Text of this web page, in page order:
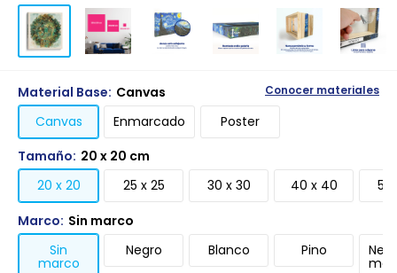
Material Base: Canvas Conocer materiales
Canvas Enmarcado
Poster
Tamaño: 20 x 20 cm
20 x 20
25 x 25 30 x 30 40 x 40
50
Marco: Sin marco
Sin
marco
Negro Blanco Pino